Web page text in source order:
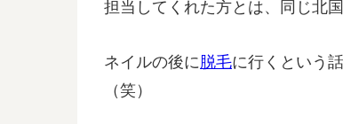
担当してくれた方とは、同じ北
ネイルの後に脱毛に行くという
（笑）